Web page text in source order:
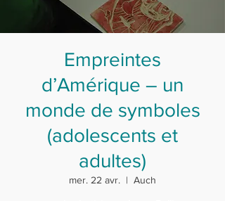
Empreintes
d’Amérique – un
monde de symboles
(adolescents et
adultes)
mer. 22 avr.
  |
Auch